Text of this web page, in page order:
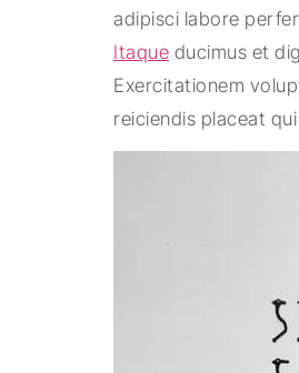
adipisci labore
Itaque ducimus et
Exercitationem
reiciendis placeat